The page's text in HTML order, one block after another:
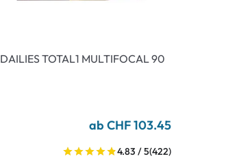
DAILIES TOTAL1 MULTIFOCAL 90
ab CHF 103.45
4.83 / 5(422)